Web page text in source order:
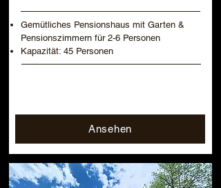
Gemütliches Pensionshaus mit Garten &
Pensionszimmern für 2-6 Personen
Kapazität: 45 Personen
Ansehen